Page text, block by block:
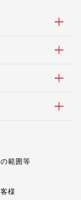
範囲等
様